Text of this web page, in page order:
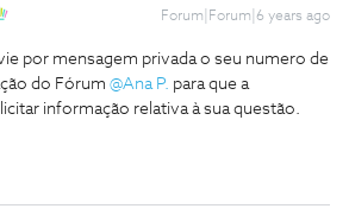
Forum|Forum|6 years ago
por mensagem privada o seu numero de
do Fórum @Ana P. para que a
informação relativa à sua questão.